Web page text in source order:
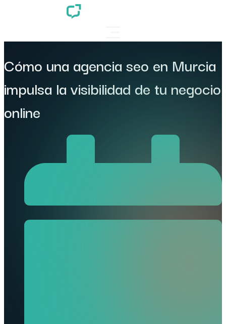
Cómo una agencia seo en Murcia
impulsa la visibilidad de tu negocio
online